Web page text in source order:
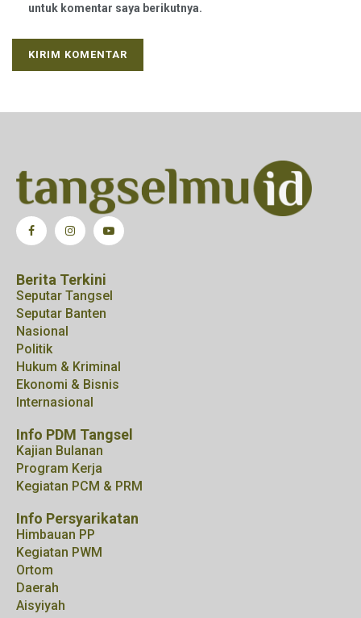
untuk komentar saya berikutnya.
Berita Terkini
Seputar Tangsel
Seputar Banten
Nasional
Politik
Hukum & Kriminal
Ekonomi & Bisnis
Internasional
Info PDM Tangsel
Kajian Bulanan
Program Kerja
Kegiatan PCM & PRM
Info Persyarikatan
Himbauan PP
Kegiatan PWM
Ortom
Daerah
Aisyiyah